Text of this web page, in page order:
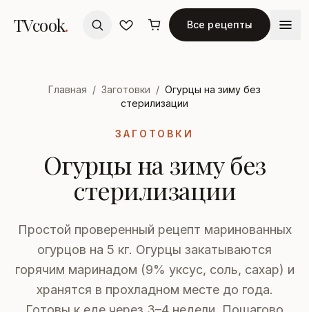
TVcook. Все рецепты
Главная / Заготовки / Огурцы на зиму без
стерилизации
ЗАГОТОВКИ
Огурцы на зиму без
стерилизации
Простой проверенный рецепт маринованных
огурцов на 5 кг. Огурцы закатываются
горячим маринадом (9% уксус, соль, сахар) и
хранятся в прохладном месте до года.